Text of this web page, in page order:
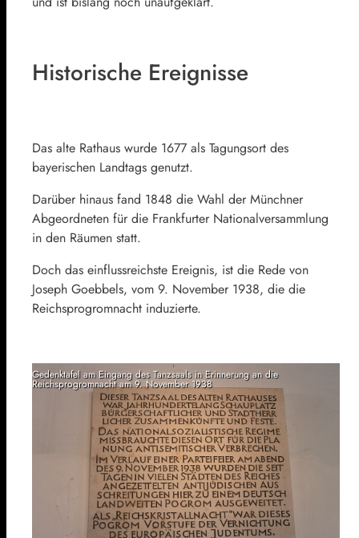
Historische Ereignisse
Das alte Rathaus wurde 1677 als Tagungsort des
bayerischen Landtags genutzt.
Darüber hinaus fand 1848 die Wahl der Münchner
Abgeordneten für die Frankfurter Nationalversammlung
in den Räumen statt.
Doch das einflussreichste Ereignis, ist die Rede von
Joseph Goebbels, vom 9. November 1938, die die
Reichsprogromnacht induzierte.
Gedenktafel am Eingang des Tanzsaals in Erinnerung an die
Reichsprogromnacht am 9. November 1938